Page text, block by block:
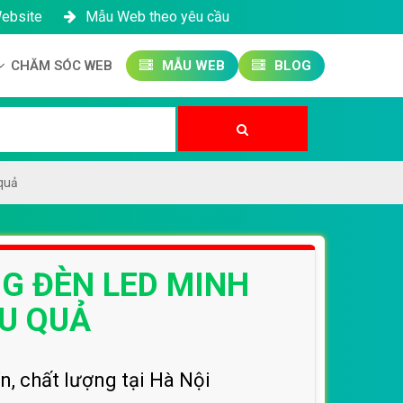
Mẫu Web theo yêu cầu
CHĂM SÓC WEB
Quản trị Fanpage
MẪU WEB BLOG
ĐÈN LED MINH
QUẢ
chất lượng tại Hà Nội